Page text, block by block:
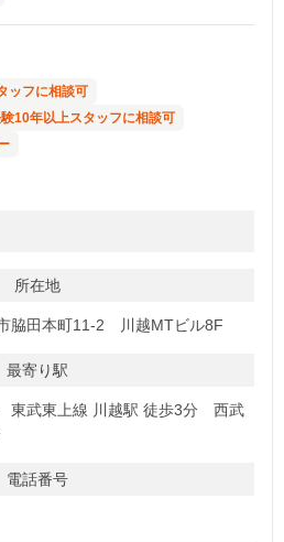
ッフに相談可
10年以上スタッフに相談可
所在地
脇田本町11-2 川越MTビル8F
最寄り駅
東武東上線 川越駅 徒歩3分 西武
電話番号